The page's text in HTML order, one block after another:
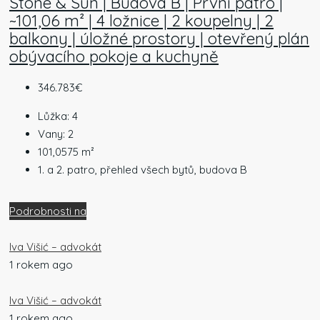
~101,06 m² | 4 ložnice | 2 koupelny | 2
balkony | úložné prostory | otevřený plán
obývacího pokoje a kuchyně
346.783€
Lůžka: 4
Vany: 2
101,0575 m²
1. a 2. patro, přehled všech bytů, budova B
Podrobnosti na
Iva Višić – advokát
1 rokem ago
Iva Višić – advokát